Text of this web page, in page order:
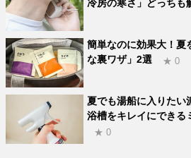
冷房の寒さ」どっちも
簡単なのに効果大！夏
な裏ワザ」2選
★ 0
夏でも湯船に入りたい
浴槽をキレイにできる
★ 0